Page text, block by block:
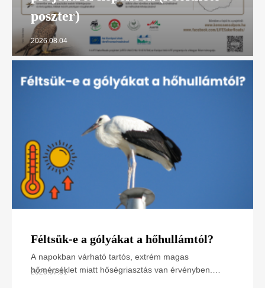
poszter)
2026.08.04
Féltsük-e a gólyákat a hőhullámtól?
A napokban várható tartós, extrém magas
hőmérséklet miatt hőségriasztás van érvényben.
2026.07.31